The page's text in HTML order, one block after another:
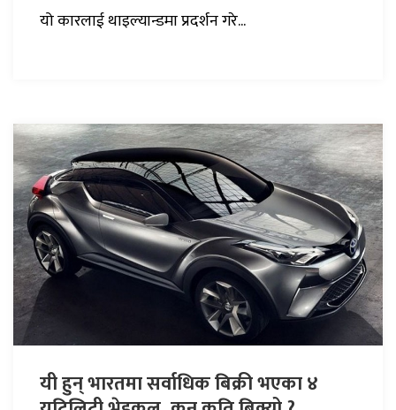
यो कारलाई थाइल्यान्डमा प्रदर्शन गरे...
यी हुन् भारतमा सर्वाधिक बिक्री भएका ४